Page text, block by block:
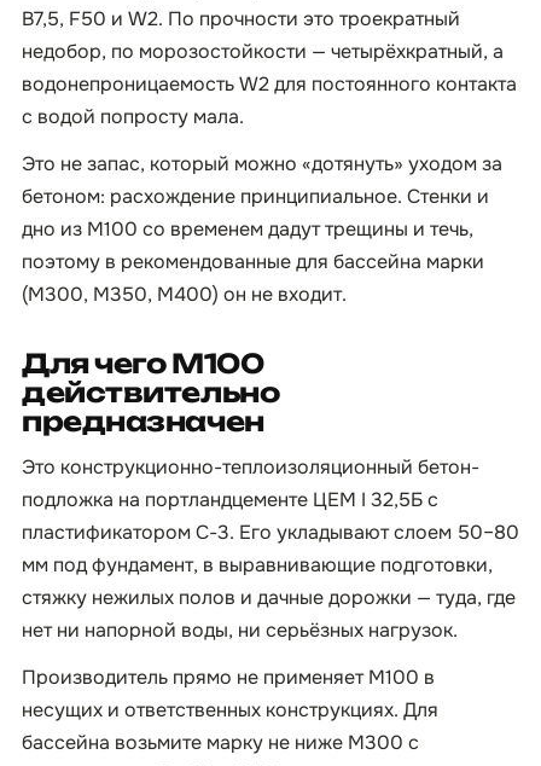
B7,5, F50 и W2. По прочности это троекратный
недобор, по морозостойкости — четырёхкратный, а
водонепроницаемость W2 для постоянного контакта
с водой попросту мала.
Это не запас, который можно «дотянуть» уходом за
бетоном: расхождение принципиальное. Стенки и
дно из М100 со временем дадут трещины и течь,
поэтому в рекомендованные для бассейна марки
(М300, М350, М400) он не входит.
Для чего М100
действительно
предназначен
Это конструкционно-теплоизоляционный бетон-
подложка на портландцементе ЦЕМ I 32,5Б с
пластификатором С-3. Его укладывают слоем 50–80
мм под фундамент, в выравнивающие подготовки,
стяжку нежилых полов и дачные дорожки — туда, где
нет ни напорной воды, ни серьёзных нагрузок.
Производитель прямо не применяет М100 в
несущих и ответственных конструкциях. Для
бассейна возьмите марку не ниже М300 с